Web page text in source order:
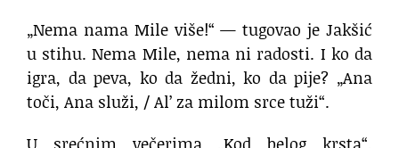
„Nema nama Mile više!“ — tugovao je Jakšić
u stihu. Nema Mile, nema ni radosti. I ko da
igra, da peva, ko da žedni, ko da pije? „Ana
toči, Ana služi, / Al’ za milom srce tuži“.